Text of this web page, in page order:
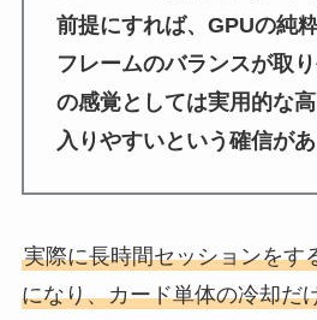
前提にすれば、GPUの純
フレームのバランスが取
の感覚としては実用的な
入りやすいという確信があ
実際に長時間セッションをす
になり、カード単体の冷却だ